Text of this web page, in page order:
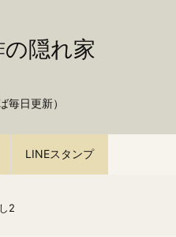
隠れ家
毎日更新）
LINEスタンプ
2